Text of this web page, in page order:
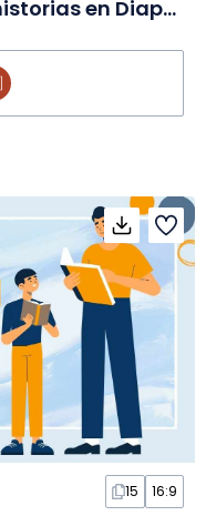
Lección de estructura de historias en Diapositivas
15 16:9